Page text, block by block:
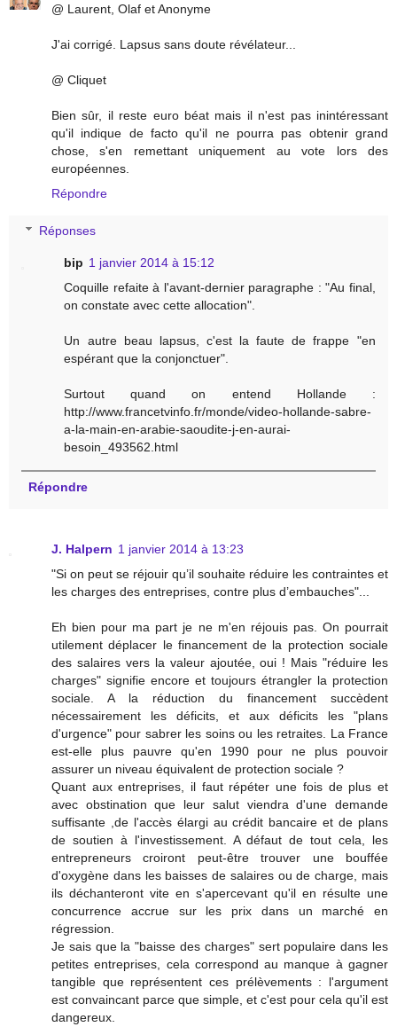
@ Laurent, Olaf et Anonyme
J'ai corrigé. Lapsus sans doute révélateur...
@ Cliquet
Bien sûr, il reste euro béat mais il n'est pas inintéressant
qu'il indique de facto qu'il ne pourra pas obtenir grand
chose, s'en remettant uniquement au vote lors des
européennes.
Répondre
Réponses
bip 1 janvier 2014 à 15:12
Coquille refaite à l'avant-dernier paragraphe : "Au final,
on constate avec cette allocation".
Un autre beau lapsus, c'est la faute de frappe "en
espérant que la conjonctuer".
Surtout quand on entend Hollande :
http://www.francetvinfo.fr/monde/video-hollande-sabre-
a-la-main-en-arabie-saoudite-j-en-aurai-
besoin_493562.html
Répondre
J. Halpern 1 janvier 2014 à 13:23
"Si on peut se réjouir qu’il souhaite réduire les contraintes et
les charges des entreprises, contre plus d’embauches"...
Eh bien pour ma part je ne m'en réjouis pas. On pourrait
utilement déplacer le financement de la protection sociale
des salaires vers la valeur ajoutée, oui ! Mais "réduire les
charges" signifie encore et toujours étrangler la protection
sociale. A la réduction du financement succèdent
nécessairement les déficits, et aux déficits les "plans
d'urgence" pour sabrer les soins ou les retraites. La France
est-elle plus pauvre qu'en 1990 pour ne plus pouvoir
assurer un niveau équivalent de protection sociale ?
Quant aux entreprises, il faut répéter une fois de plus et
avec obstination que leur salut viendra d'une demande
suffisante ,de l'accès élargi au crédit bancaire et de plans
de soutien à l'investissement. A défaut de tout cela, les
entrepreneurs croiront peut-être trouver une bouffée
d'oxygène dans les baisses de salaires ou de charge, mais
ils déchanteront vite en s'apercevant qu'il en résulte une
concurrence accrue sur les prix dans un marché en
régression.
Je sais que la "baisse des charges" sert populaire dans les
petites entreprises, cela correspond au manque à gagner
tangible que représentent ces prélèvements : l'argument
est convaincant parce que simple, et c'est pour cela qu'il est
dangereux.